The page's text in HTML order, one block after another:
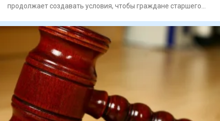
продолжает создавать условия, чтобы граждане старшего